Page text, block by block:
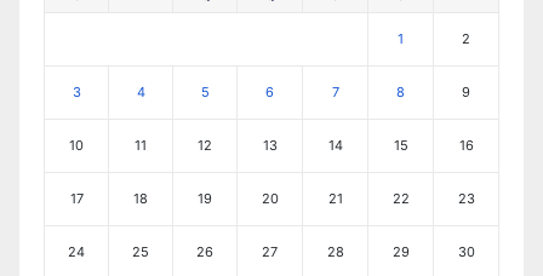
1 2
3 4 5 6 7 8 9
10 11 12 13 14 15 16
17 18 19 20 21 22 23
24 25 26 27 28 29 30